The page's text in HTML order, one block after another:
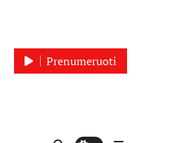
Prenumeruoti